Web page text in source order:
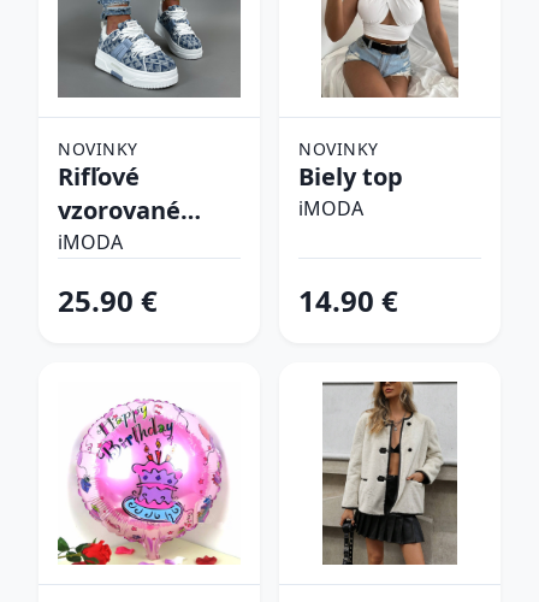
NOVINKY
Rifľové
vzorované
tenisky
iMODA
25.90 €
NOVINKY
Biely top
iMODA
14.90 €